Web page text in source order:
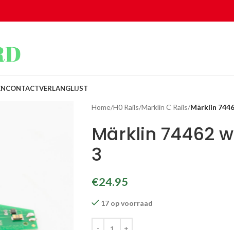
CONTACTVERLANGLIJST
Home/H0 Rails/Märklin C Rails/Märklin
Märklin 74462
3
€24.95
17 op voorraad